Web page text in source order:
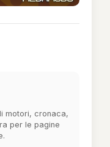
motori, cronaca,
per le pagine